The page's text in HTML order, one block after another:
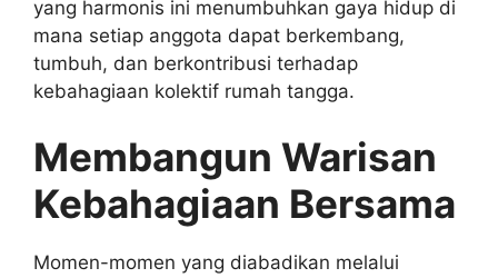
yang harmonis ini menumbuhkan gaya hidup di
mana setiap anggota dapat berkembang,
tumbuh, dan berkontribusi terhadap
kebahagiaan kolektif rumah tangga.
Membangun Warisan
Kebahagiaan Bersama
Momen-momen yang diabadikan melalui